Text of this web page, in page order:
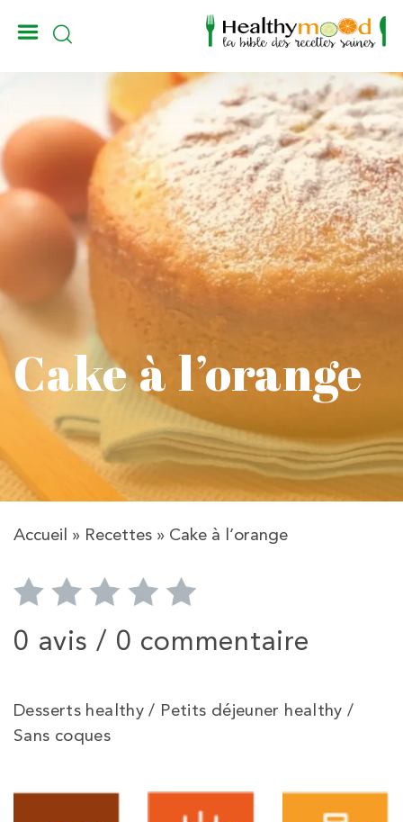
Cake à l’orange
Accueil » Recettes » Cake à l’orange
0 avis / 0 commentaire
Desserts healthy / Petits déjeuner healthy /
Sans coques